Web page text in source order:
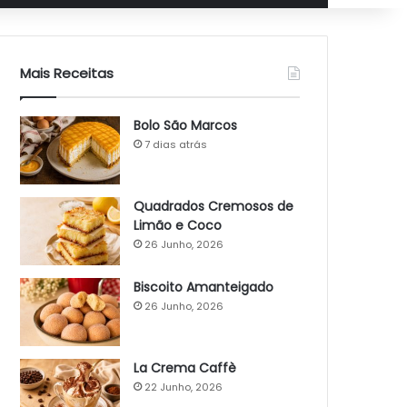
Mais Receitas
Bolo São Marcos
7 dias atrás
Quadrados Cremosos de
Limão e Coco
26 Junho, 2026
Biscoito Amanteigado
26 Junho, 2026
La Crema Caffè
22 Junho, 2026